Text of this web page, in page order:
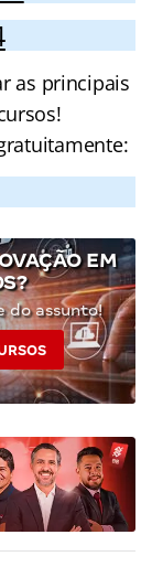
as principais
EM
do assunto!